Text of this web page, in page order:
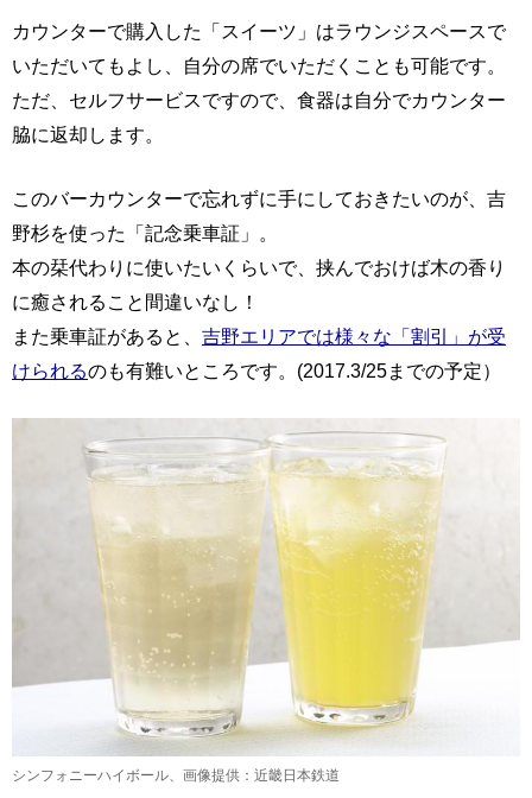
カウンターで購入した「スイーツ」はラウンジスペースで
いただいてもよし、自分の席でいただくことも可能です。
ただ、セルフサービスですので、食器は自分でカウンター
脇に返却します。
このバーカウンターで忘れずに手にしておきたいのが、吉
野杉を使った「記念乗車証」。
本の栞代わりに使いたいくらいで、挟んでおけば木の香り
に癒されること間違いなし！
また乗車証があると、 吉野エリアでは様々な「割引」が受
けられるのも有難いところです。(2017.3/25までの予定）
シンフォニーハイボール、画像提供：近畿日本鉄道